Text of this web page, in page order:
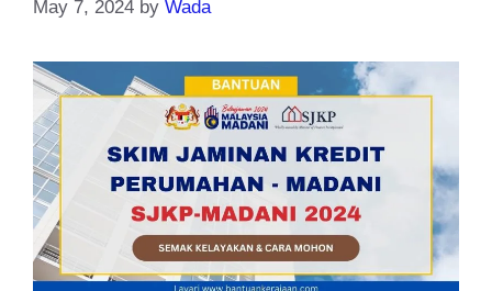
May 7, 2024 by Wada